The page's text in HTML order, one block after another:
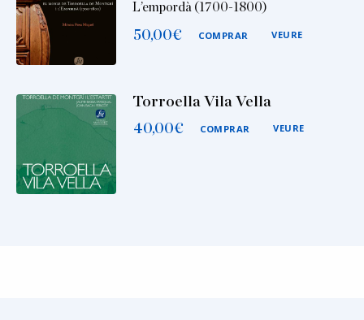
L’empordà (1700-1800)
50,00€ COMPRAR VEURE
Torroella Vila Vella
40,00€ COMPRAR VEURE